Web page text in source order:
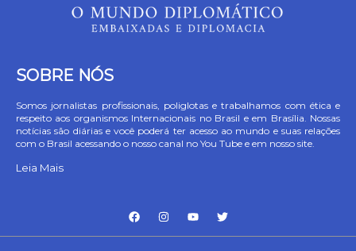
SOBRE NÓS
Somos jornalistas profissionais, poliglotas e trabalhamos com ética e
respeito aos organismos Internacionais no Brasil e em Brasília. Nossas
notícias são diárias e você poderá ter acesso ao mundo e suas relações
com o Brasil acessando o nosso canal no You Tube e em nosso site.
Leia Mais